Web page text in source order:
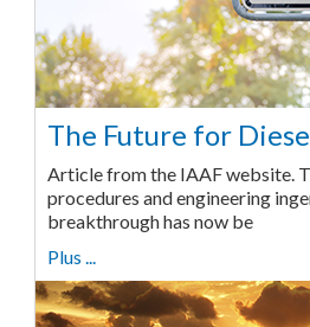
The Future for
Article from the IAAF website.
procedures and engineering
breakthrough has now be
Plus ...